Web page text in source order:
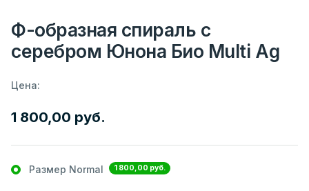
Ф-образная спираль с
серебром Юнона Био Multi Ag
Цена:
1 800,00 руб.
Размер Normal 1 800,00 руб.